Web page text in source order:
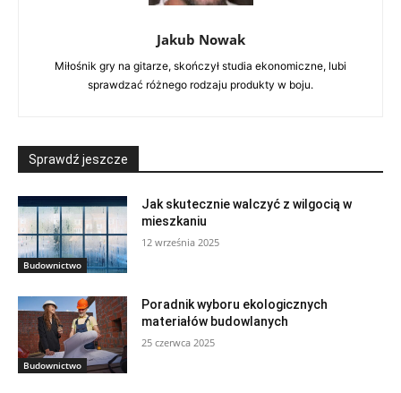
Jakub Nowak
Miłośnik gry na gitarze, skończył studia ekonomiczne, lubi
sprawdzać różnego rodzaju produkty w boju.
Sprawdź jeszcze
Budownictwo
Jak skutecznie walczyć z wilgocią w
mieszkaniu
12 września 2025
Budownictwo
Poradnik wyboru ekologicznych
materiałów budowlanych
25 czerwca 2025